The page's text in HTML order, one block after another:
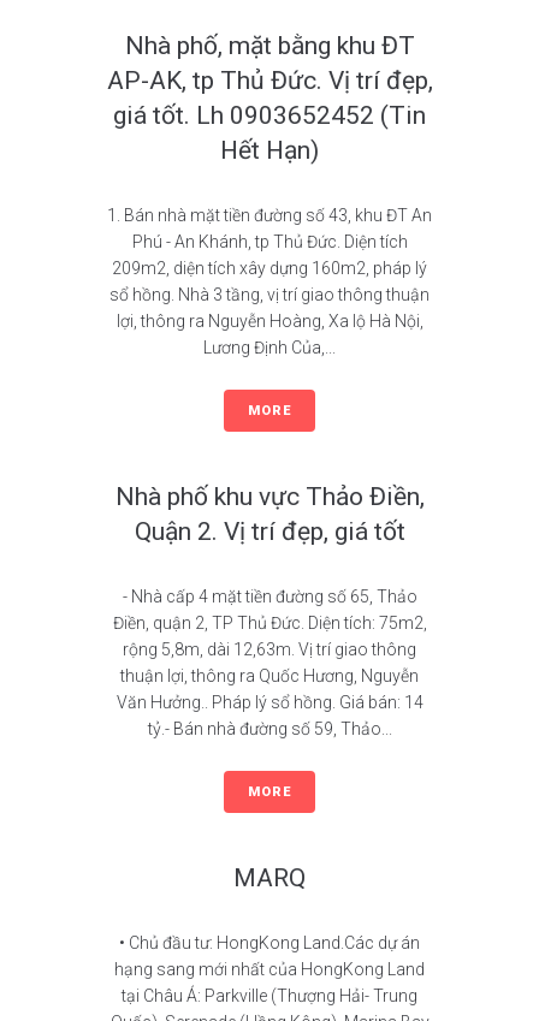
Nhà phố, mặt bằng khu ĐT
AP-AK, tp Thủ Đức. Vị trí đẹp,
giá tốt. Lh 0903652452 (Tin
Hết Hạn)
1. Bán nhà mặt tiền đường số 43, khu ĐT An
Phú - An Khánh, tp Thủ Đức. Diện tích
209m2, diện tích xây dựng 160m2, pháp lý
sổ hồng. Nhà 3 tầng, vị trí giao thông thuận
lợi, thông ra Nguyễn Hoàng, Xa lộ Hà Nội,
Lương Định Của,...
MORE
Nhà phố khu vực Thảo Điền,
Quận 2. Vị trí đẹp, giá tốt
- Nhà cấp 4 mặt tiền đường số 65, Thảo
Điền, quận 2, TP Thủ Đức. Diện tích: 75m2,
rộng 5,8m, dài 12,63m. Vị trí giao thông
thuận lợi, thông ra Quốc Hương, Nguyễn
Văn Hưởng.. Pháp lý sổ hồng. Giá bán: 14
tỷ.- Bán nhà đường số 59, Thảo...
MORE
MARQ
• Chủ đầu tư: HongKong Land.Các dự án
hạng sang mới nhất của HongKong Land
tại Châu Á: Parkville (Thượng Hải- Trung